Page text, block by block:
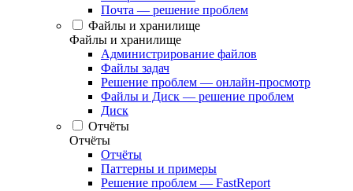
Почта — решение проблем
Файлы и хранилище
Файлы и хранилище
Администрирование файлов
Файлы задач
Решение проблем — онлайн-просмотр
Файлы и Диск — решение проблем
Диск
Отчёты
Отчёты
Отчёты
Паттерны и примеры
Решение проблем — FastReport